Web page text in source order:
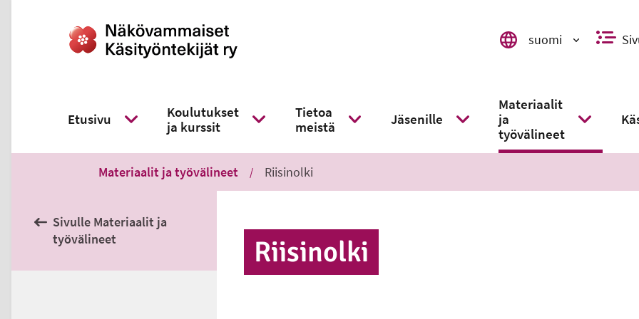
Valitse kieli, switch
suomi
Etusivu
Näytä alavalikko
Koulutukset
ja kurssit
Näytä alavalikko
Tietoa
meistä
Jäsenille
Näytä alavalikko
Materiaalit
ja
työvälineet
Materiaalit ja työvälineet Riisinolki
Rii­si­nol­ki
Sivulle Materiaalit ja
työvälineet